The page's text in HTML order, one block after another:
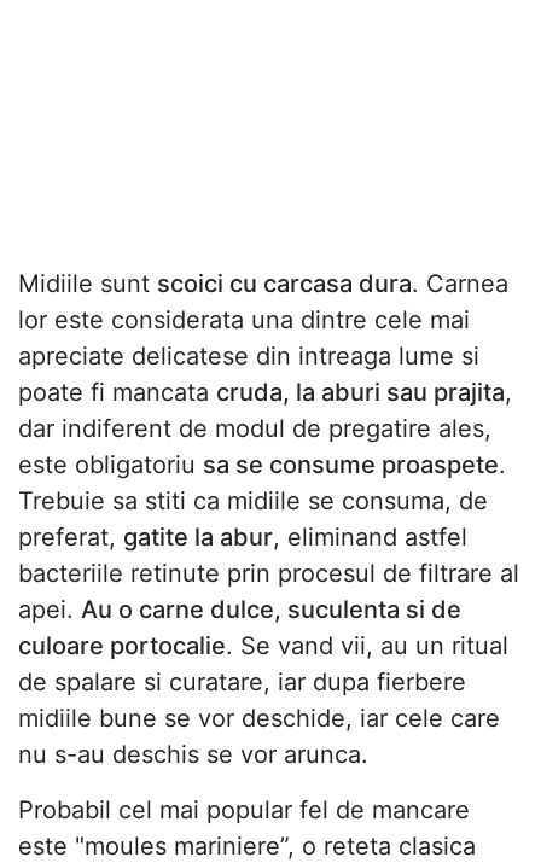
Midiile sunt scoici cu carcasa dura. Carnea
lor este considerata una dintre cele mai
apreciate delicatese din intreaga lume si
poate fi mancata cruda, la aburi sau prajita,
dar indiferent de modul de pregatire ales,
este obligatoriu sa se consume proaspete.
Trebuie sa stiti ca midiile se consuma, de
preferat, gatite la abur, eliminand astfel
bacteriile retinute prin procesul de filtrare al
apei. Au o carne dulce, suculenta si de
culoare portocalie. Se vand vii, au un ritual
de spalare si curatare, iar dupa fierbere
midiile bune se vor deschide, iar cele care
nu s-au deschis se vor arunca.
Probabil cel mai popular fel de mancare
este "moules mariniere”, o reteta clasica